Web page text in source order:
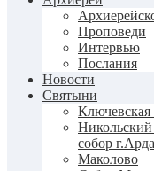
Проповеди
Интервью
Послания
Новости
Святыни
собор
Маколово